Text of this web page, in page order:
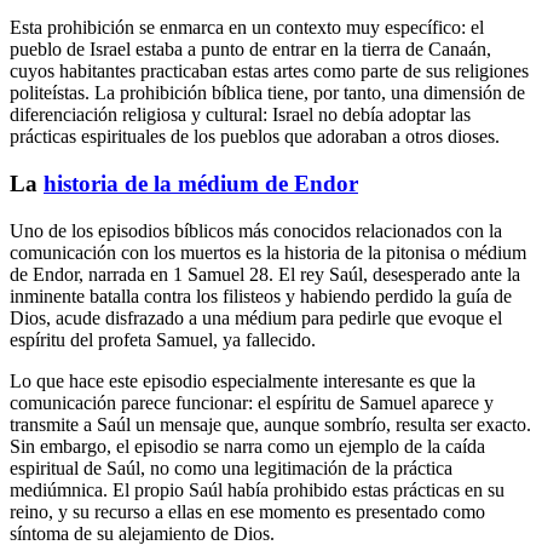
Esta prohibición se enmarca en un contexto muy específico: el
pueblo de Israel estaba a punto de entrar en la tierra de Canaán,
cuyos habitantes practicaban estas artes como parte de sus religiones
politeístas. La prohibición bíblica tiene, por tanto, una dimensión de
diferenciación religiosa y cultural: Israel no debía adoptar las
prácticas espirituales de los pueblos que adoraban a otros dioses.
La historia de la médium de Endor
Uno de los episodios bíblicos más conocidos relacionados con la
comunicación con los muertos es la historia de la pitonisa o médium
de Endor, narrada en 1 Samuel 28. El rey Saúl, desesperado ante la
inminente batalla contra los filisteos y habiendo perdido la guía de
Dios, acude disfrazado a una médium para pedirle que evoque el
espíritu del profeta Samuel, ya fallecido.
Lo que hace este episodio especialmente interesante es que la
comunicación parece funcionar: el espíritu de Samuel aparece y
transmite a Saúl un mensaje que, aunque sombrío, resulta ser exacto.
Sin embargo, el episodio se narra como un ejemplo de la caída
espiritual de Saúl, no como una legitimación de la práctica
mediúmnica. El propio Saúl había prohibido estas prácticas en su
reino, y su recurso a ellas en ese momento es presentado como
síntoma de su alejamiento de Dios.